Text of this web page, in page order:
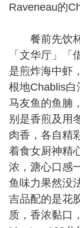
Raveneau的
餐前先饮杯
「文华厅」
是煎炸海中虾
根地Chablis白
马友鱼的鱼腩
别是香煎及用
肉香，各自精
着食女厨神精
浓，溏心口感
鱼味力果然没
吉品配的是花
质，香浓黏口